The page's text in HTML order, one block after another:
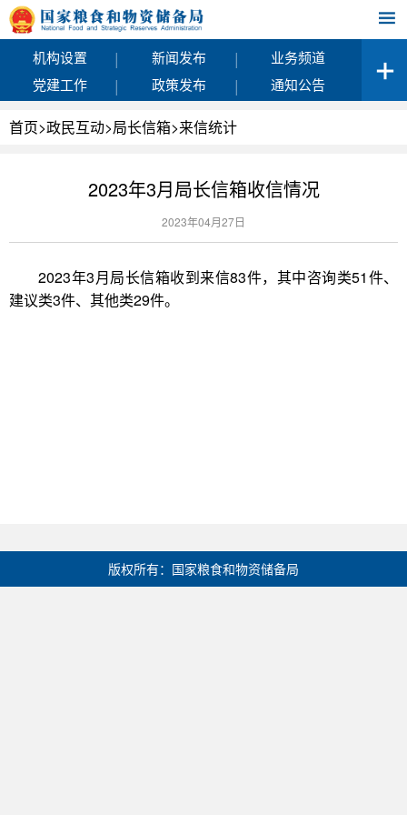
机构设置 | 新闻发布 |
业务频道
党建工作
| 政策发布 | 通知公告
首页>政民互动>局长信箱>来信统计
2023年3月局长信箱收信情况
2023年04月27日
2023年3月局长信箱收到来信83件，其中咨询类51件、
建议类3件、其他类29件。
版权所有：国家粮食和物资储备局